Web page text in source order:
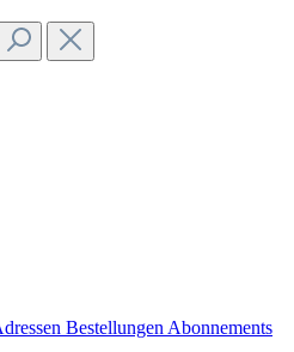
Bestellungen Abonnements